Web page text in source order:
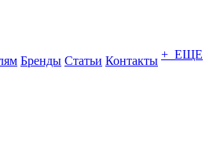
Бренды Статьи Контакты + ЕЩЕ